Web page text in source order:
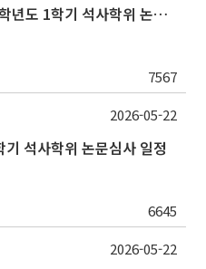
[보건정책관리학전공] 2026학년도 1학기 석사학위 논문심사 일정
7567
석사학위 논문심사 일정
6645
2026-05-22
2026-05-22